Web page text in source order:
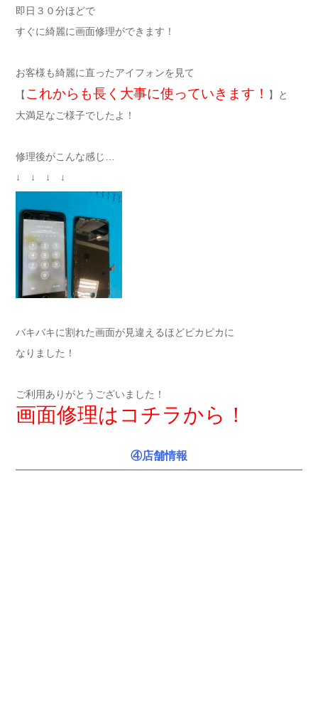
即日３０分ほどで
すぐに綺麗に画面修理ができます！
お客様も綺麗に直ったアイフォンを見て
【 これからも長く大事に使っていきます！
】と
大満足なご様子でしたよ！
修理後がこんな感じ…
↓ ↓ ↓ ↓
バキバキに割れた画面が見違えるほどピカピカに
なりました！
ご利用ありがとうございました！
画面修理はコチラから！
④店舗情報